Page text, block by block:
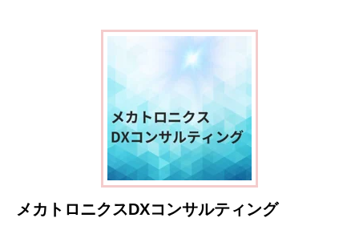
メカトロニクスDXコンサルティング